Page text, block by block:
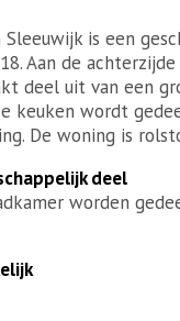
is een
Aan de
deel uit van een
keuken wordt
De woning is
deel
worden